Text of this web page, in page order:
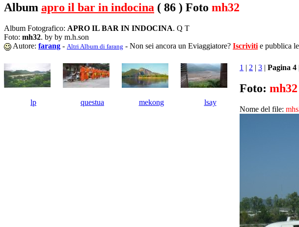
Album apro il bar in indocina ( 86 ) Foto mh32
Album Fotografico: APRO IL BAR IN INDOCINA. Q T
Foto: mh32. by by m.h.son
Autore: farang - Altri Album di farang - Non sei ancora un Eviaggiatore? Iscriviti e pubblica
1 | 2 | 3 | Pagina 4
lp questua mekong lsay
Foto: mh32
Nome del file: